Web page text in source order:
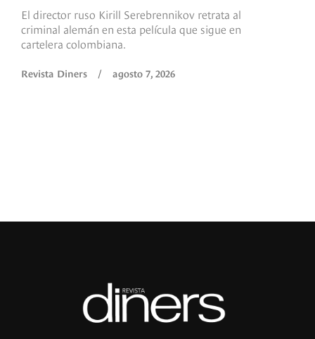
El director ruso Kirill Serebrennikov retrata al
criminal alemán en esta película que sigue en
cartelera colombiana.
Revista Diners / agosto 7, 2026